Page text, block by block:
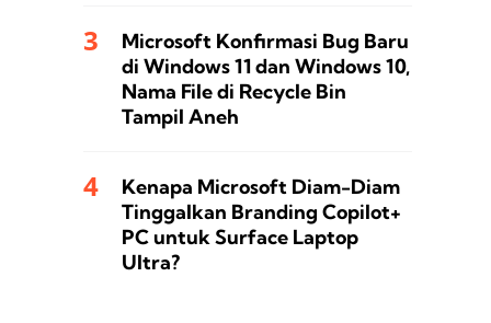
Microsoft Konfirmasi Bug Baru
di Windows 11 dan Windows 10,
Nama File di Recycle Bin
Tampil Aneh
Kenapa Microsoft Diam-Diam
Tinggalkan Branding Copilot+
PC untuk Surface Laptop
Ultra?